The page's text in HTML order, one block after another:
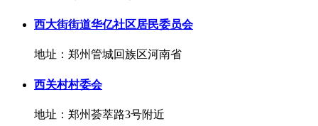
西大街街道华亿社区居民委员会
地址：郑州管城回族区河南省
西关村村委会
地址：郑州荟萃路3号附近